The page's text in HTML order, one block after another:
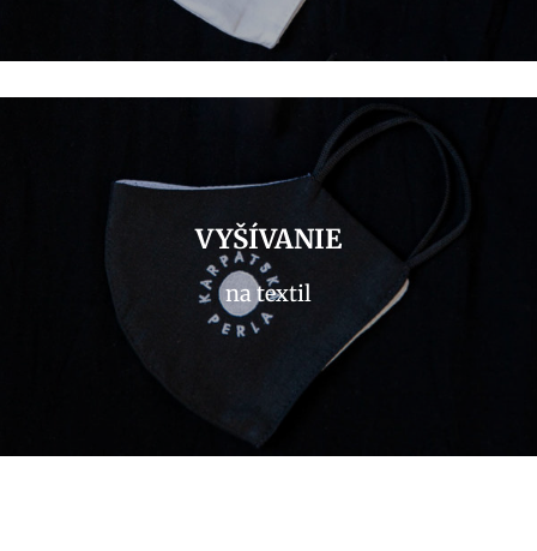
VYŠÍVANIE
na textil